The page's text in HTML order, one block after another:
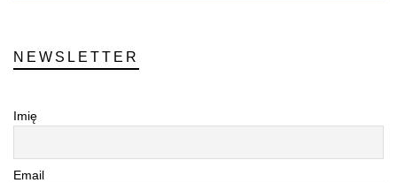
NEWSLETTER
Imię
Email